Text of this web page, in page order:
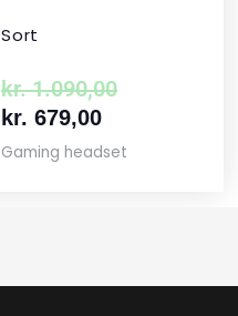
Sort
kr.1.090,00
kr. 679,00
Gaming headset